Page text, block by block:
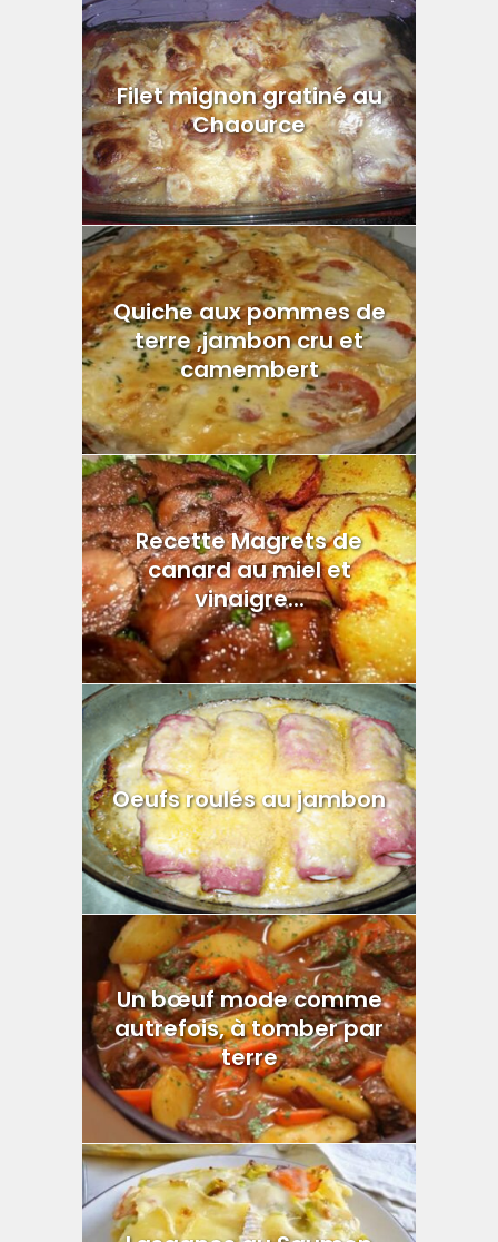
Filet mignon gratiné au
Chaource
Quiche aux pommes de
terre ,jambon cru et
camembert
Recette Magrets de
canard au miel et
vinaigre...
Oeufs roulés au jambon
Un bœuf mode comme
autrefois, à tomber par
terre